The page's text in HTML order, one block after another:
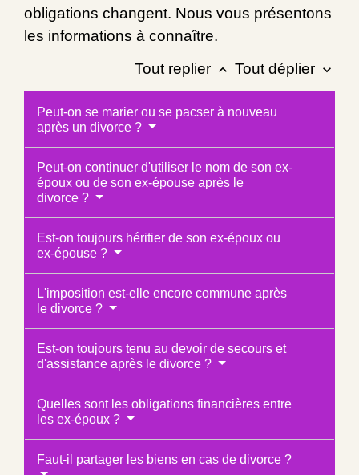
obligations changent. Nous vous présentons
les informations à connaître.
Tout replier keyboard_arrow_up Tout déplier keyboard_arrow_down
Peut-on se marier ou se pacser à nouveau
après un divorce ?
Peut-on continuer d'utiliser le nom de son ex-
époux ou de son ex-épouse après le
divorce ?
Est-on toujours héritier de son ex-époux ou
ex-épouse ?
L'imposition est-elle encore commune après
le divorce ?
Est-on toujours tenu au devoir de secours et
d'assistance après le divorce ?
Quelles sont les obligations financières entre
les ex-époux ?
Faut-il partager les biens en cas de divorce ?